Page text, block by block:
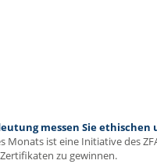
messen Sie ethischen
Monats ist eine Initiative des
zu gewinnen.